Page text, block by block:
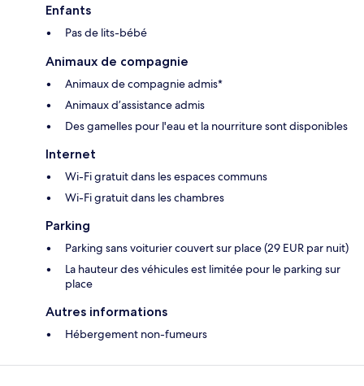
Enfants
Pas de lits-bébé
Animaux de compagnie
Animaux de compagnie admis*
Animaux d’assistance admis
Des gamelles pour l'eau et la nourriture sont disponibles
Internet
Wi-Fi gratuit dans les espaces communs
Wi-Fi gratuit dans les chambres
Parking
Parking sans voiturier couvert sur place (29 EUR par nuit)
La hauteur des véhicules est limitée pour le parking sur
place
Autres informations
Hébergement non-fumeurs